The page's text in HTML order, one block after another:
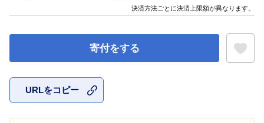
寄付をする
URLをコピー
決済方法ごとに決済上限額が異なります。